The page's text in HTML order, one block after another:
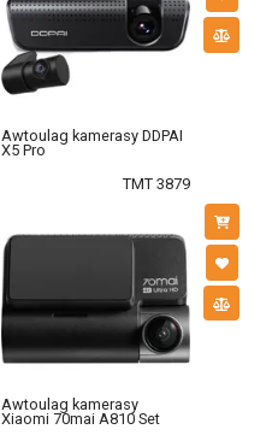
Awtoulag kamerasy DDPAI
X5 Pro
TMT 3879
Awtoulag kamerasy
Xiaomi 70mai A810 Set